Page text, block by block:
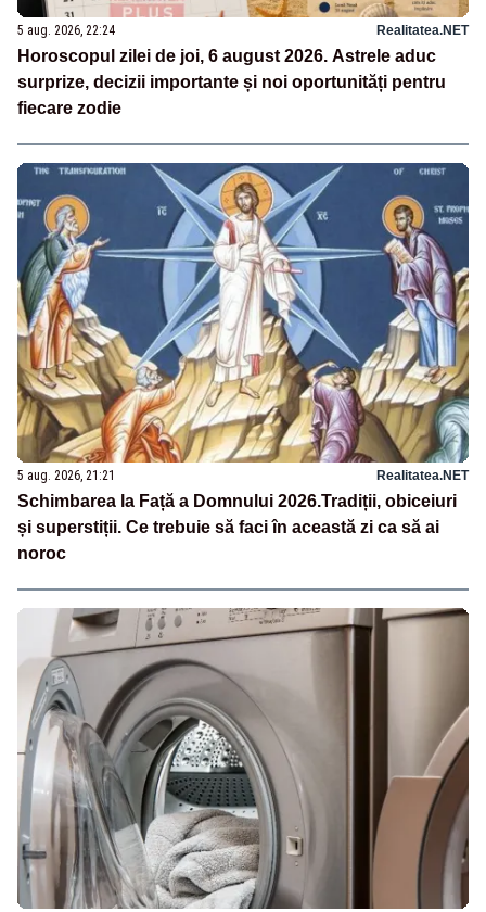
5 aug. 2026, 22:24 Realitatea.NET
Horoscopul zilei de joi, 6 august 2026. Astrele aduc
surprize, decizii importante și noi oportunități pentru
fiecare zodie
5 aug. 2026, 21:21 Realitatea.NET
Schimbarea la Față a Domnului 2026.Tradiții, obiceiuri
și superstiții. Ce trebuie să faci în această zi ca să ai
noroc